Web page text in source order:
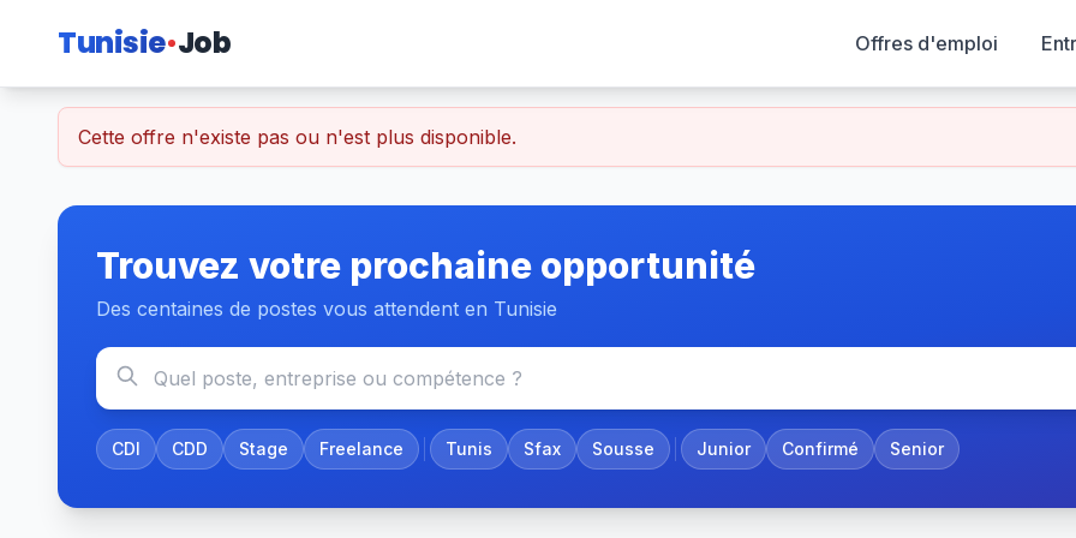
Tunisie Job Offres d'emploi
Cette offre n'existe pas ou n'est plus disponible.
Trouvez votre prochaine opportunité
Des centaines de postes vous attendent en Tunisie
CDI CDD Stage Freelance Tunis Sfax Sousse Junior Confirmé Senior